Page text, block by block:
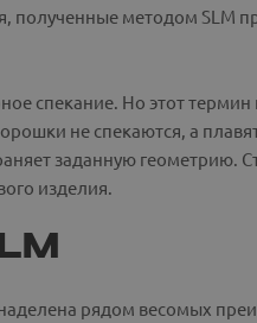
полученные методом SLM
спекание. Но этот термин
не спекаются, а
заданную геометрию.
изделия.
наделена рядом весомых